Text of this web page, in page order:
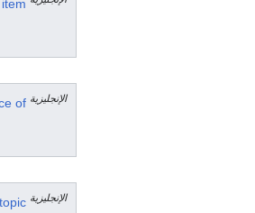
of الإنجليزية
الإنجليزية